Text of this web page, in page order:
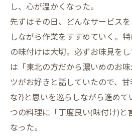
し、心が温かくなった。
先ずはその日、どんなサービス
しながら作業をすすめていく。
の味付けは大切。必ずお味見を
は「東北の方だから濃いめのお
ツがお好きと話していたので、
な?}と思いを巡らしながら進め
つの料理に「丁度良い(味付け)と
なった。